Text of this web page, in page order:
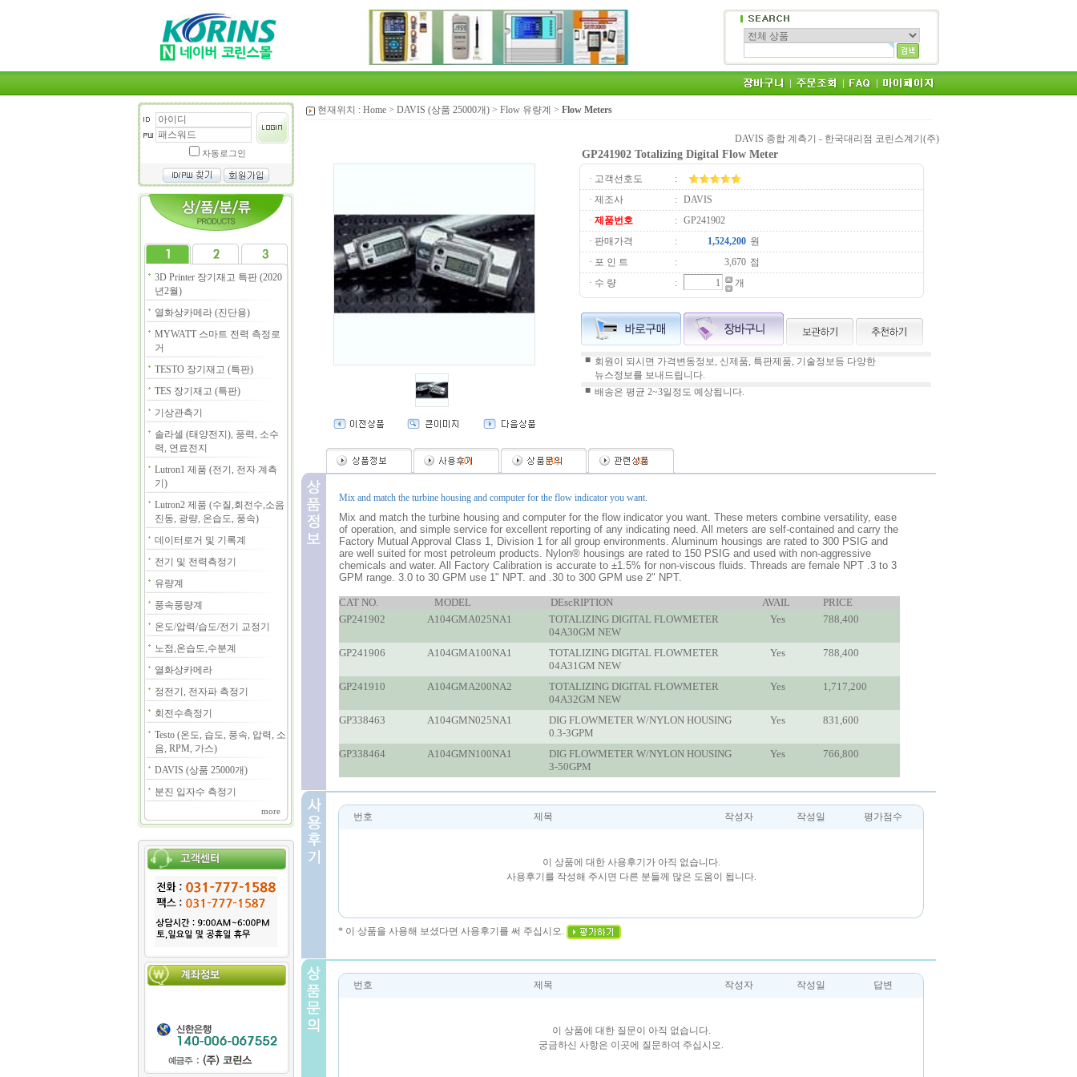
자동로그인
3D Printer 장기재고 특판 (2020
년2월)
열화상카메라 (진단용)
MYWATT 스마트 전력 측정로
거
TESTO 장기재고 (특판)
TES 장기재고 (특판)
기상관측기
솔라셀 (태양전지), 풍력, 소수
력, 연료전지
Lutron1 제품 (전기, 전자 계측
기)
Lutron2 제품 (수질,회전수,소음
진동, 광량, 온습도, 풍속)
데이터로거 및 기록계
전기 및 전력측정기
유량계
풍속풍량계
온도/압력/습도/전기 교정기
노점,온습도,수분계
열화상카메라
정전기, 전자파 측정기
회전수측정기
Testo (온도, 습도, 풍속, 압력, 소
음, RPM, 가스)
DAVIS (상품 25000개)
분진 입자수 측정기
more
현재위치 : Home > DAVIS (상품 25000개) > Flow 유량계 > Flow Meters
DAVIS 종합 계측기 - 한국대리점 코린스계기(주)
GP241902 Totalizing Digital Flow Meter
· 고객선호도
:
· 제조사
:
DAVIS
· 제품번호 :
GP241902
· 판매가격
:
원
· 포 인 트
:
점
· 수 량
: 개
■ 회원이 되시면 가격변동정보, 신제품, 특판제품, 기술정보등 다양한
뉴스정보를 보내드립니다.
■ 배송은 평균 2~3일정도 예상됩니다.
(0) (0) (0)
Mix and match the turbine housing and computer for the flow indicator you want.
Mix and match the turbine housing and computer for the flow indicator you want. These meters combine versatility, ease
of operation, and simple service for excellent reporting of any indicating need. All meters are self-contained and carry the
Factory Mutual Approval Class 1, Division 1 for all group environments. Aluminum housings are rated to 300 PSIG and
are well suited for most petroleum products. Nylon® housings are rated to 150 PSIG and used with non-aggressive
chemicals and water. All Factory Calibration is accurate to ±1.5% for non-viscous fluids. Threads are female NPT .3 to 3
GPM range. 3.0 to 30 GPM use 1" NPT. and .30 to 300 GPM use 2" NPT.
CAT NO. MODEL DEscRIPTION AVAIL
PRICE
GP241902
A104GMA025NA1
TOTALIZING DIGITAL FLOWMETER
04A30GM NEW
Yes 788,400
GP241906 A104GMA100NA1
TOTALIZING DIGITAL FLOWMETER
04A31GM NEW
Yes 788,400
GP241910 A104GMA200NA2
TOTALIZING DIGITAL FLOWMETER
04A32GM NEW
Yes 1,717,200
GP338463 A104GMN025NA1
DIG FLOWMETER W/NYLON HOUSING
0.3-3GPM
Yes 831,600
GP338464 A104GMN100NA1
DIG FLOWMETER W/NYLON HOUSING
3-50GPM
Yes 766,800
번호 제목 작성자 작성일 평가점수
이 상품에 대한 사용후기가 아직 없습니다.
사용후기를 작성해 주시면 다른 분들께 많은 도움이 됩니다.
* 이 상품을 사용해 보셨다면 사용후기를 써 주십시오.
번호 제목 작성자 작성일 답변
이 상품에 대한 질문이 아직 없습니다.
궁금하신 사항은 이곳에 질문하여 주십시오.